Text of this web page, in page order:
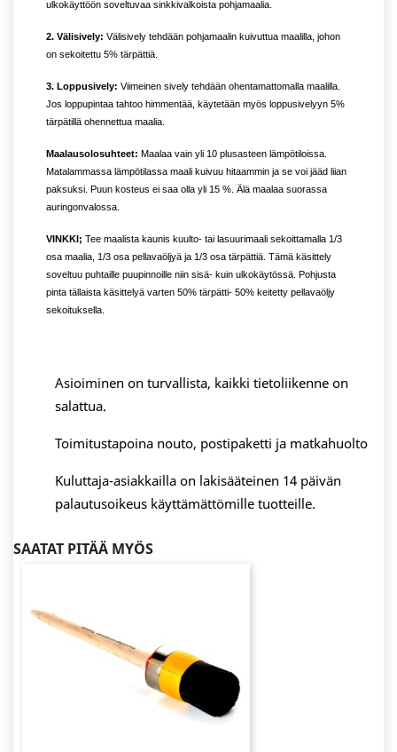
ulkokäyttöön soveltuvaa sinkkivalkoista pohjamaalia.
2. Välisively: Välisively tehdään pohjamaalin kuivuttua maalilla, johon
on sekoitettu 5% tärpättiä.
3. Loppusively: Viimeinen sively tehdään ohentamattomalla maalilla.
Jos loppupintaa tahtoo himmentää, käytetään myös loppusivelyyn 5%
tärpätillä ohennettua maalia.
Maalausolosuhteet: Maalaa vain yli 10 plusasteen lämpötiloissa.
Matalammassa lämpötilassa maali kuivuu hitaammin ja se voi jääd liian
paksuksi. Puun kosteus ei saa olla yli 15 %. Älä maalaa suorassa
auringonvalossa.
VINKKI; Tee maalista kaunis kuulto- tai lasuurimaali sekoittamalla 1/3
osa maalia, 1/3 osa pellavaöljyä ja 1/3 osa tärpättiä. Tämä käsittely
soveltuu puhtaille puupinnoille niin sisä- kuin ulkokäytössä. Pohjusta
pinta tällaista käsittelyä varten 50% tärpätti- 50% keitetty pellavaöljy
sekoituksella.
Asioiminen on turvallista, kaikki tietoliikenne on
salattua.
Toimitustapoina nouto, postipaketti ja matkahuolto
Kuluttaja-asiakkailla on lakisääteinen 14 päivän
palautusoikeus käyttämättömille tuotteille.
SAATAT PITÄÄ MYÖS